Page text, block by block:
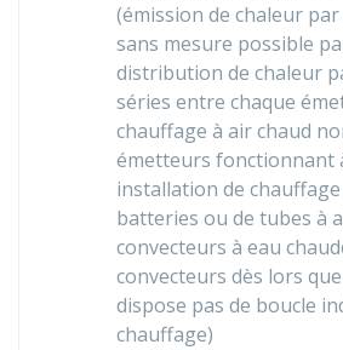
(émission de chaleur
sans mesure possible
distribution de chaleur
séries entre chaque
chauffage à air chaud
émetteurs fonctionnant
installation de
batteries ou de tubes à
convecteurs à eau
convecteurs dès lors
dispose pas de boucle
chauffage)